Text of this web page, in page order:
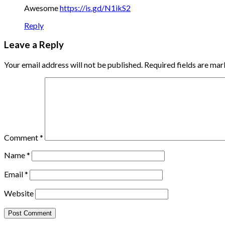
Awesomehttps://is.gd/N1ikS2
Reply
Leave a Reply
Your email address will not be published. Required fields are
Comment*
Name*
Email*
Website